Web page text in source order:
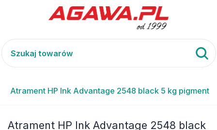
Atrament HP Ink Advantage 2548 black 5 kg pigment
Atrament HP Ink Advantage 2548 black